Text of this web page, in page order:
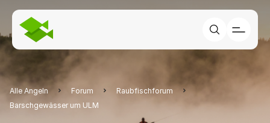
Alle Angeln Forum
Raubfischforum
Barschgewässer um ULM